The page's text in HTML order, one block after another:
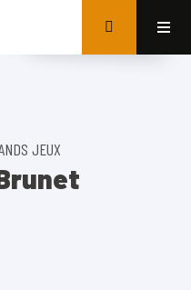
JEUX